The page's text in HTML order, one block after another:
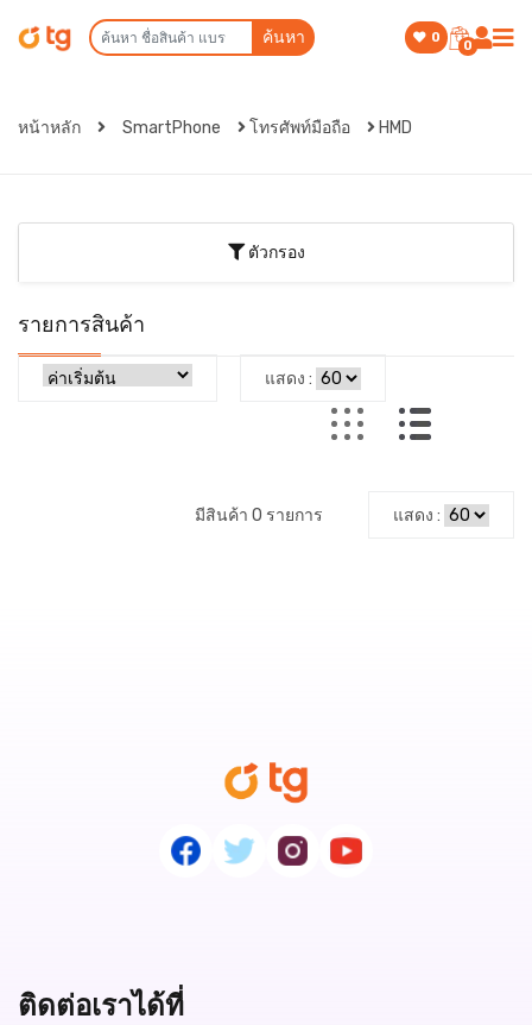
ค้นหา 0
0
หน้าหลัก SmartPhone โทรศัพท์มือถือ HMD
ตัวกรอง
รายการสินค้า
แสดง :
มีสินค้า 0 รายการ แสดง :
ติดต่อเราได้ที่